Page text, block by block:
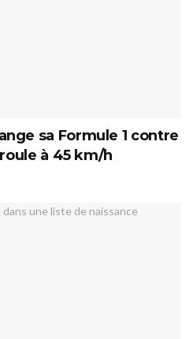
sa Formule 1 contre
à 45 km/h